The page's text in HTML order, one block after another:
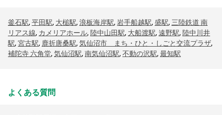
釜石駅, 平田駅, 大槌駅, 浪板海岸駅, 岩手船越駅, 盛駅, 三陸鉄道 南
リアス線, カメリアホール, 陸中山田駅, 大船渡駅, 遠野駅, 陸中川井
駅, 宮古駅, 鹿折唐桑駅, 気仙沼市 まち・ひと・しごと交流プラザ,
補陀寺 六角堂, 気仙沼駅, 南気仙沼駅, 不動の沢駅, 最知駅
よくある質問